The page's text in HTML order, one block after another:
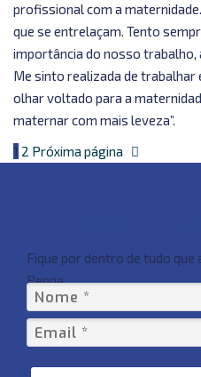
profissional com a
que se entrelaçam. Tento
importância do nosso trabalho,
Me sinto realizada de trabalhar
olhar voltado para a
maternar com mais leveza”.
1 2 Próxima página
Fique por dentro de tudo
Penna